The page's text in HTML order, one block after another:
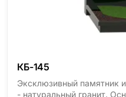
КБ-145
Эксклюзивный памятник
- натуральный гранит.